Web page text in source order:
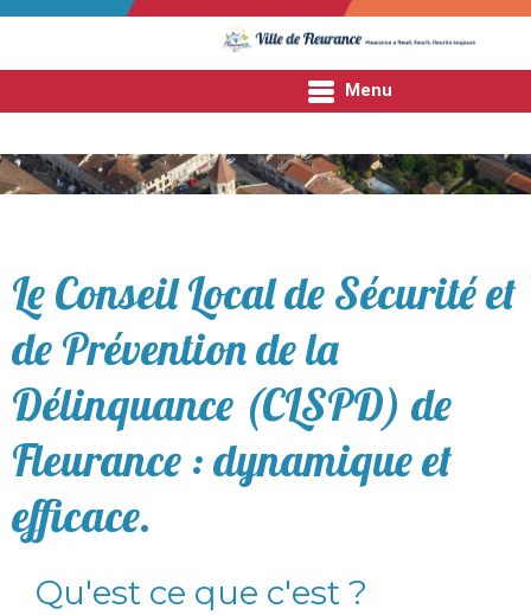
Menu
Fleurance
Mon quotidien
Mes démarches
Entre nous
Le Conseil Local de Sécurité et
de Prévention de la
Délinquance (CLSPD) de
Fleurance : dynamique et
efficace.
Qu'est ce que c'est ?